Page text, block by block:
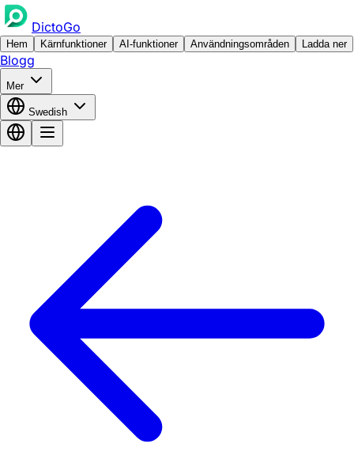
DictoGo
Hem Kärnfunktioner AI-funktioner Användningsområden Ladda ner
Blogg
Mer
Swedish